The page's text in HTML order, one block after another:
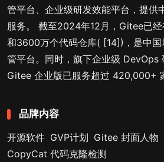
管平台、企业级研发效能平台，提供
服务。 截至2024年12月，Gitee已
和3600万个代码仓库( [14])，是中国
管平台。同时，旗下企业级 DevOps
Gitee 企业版已服务超过 420,000+
品牌内容
开源软件 GVP计划 Gitee 封面人物
CopyCat 代码克隆检测